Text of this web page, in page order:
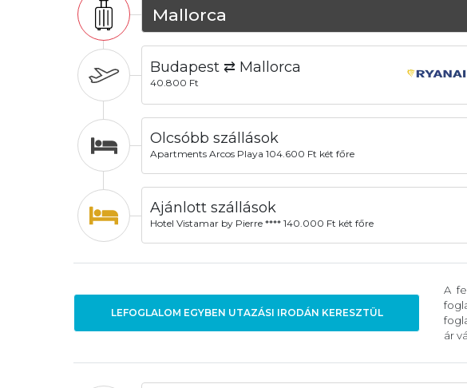
Mallorca
Budapest ⇄ Mallorca
40.800 Ft
Olcsóbb szállások
Apartments Arcos Playa 104.600 Ft két főre
Ajánlott szállások
Hotel Vistamar by Pierre **** 140.000 Ft két főre
LEFOGLALOM EGYBEN UTAZÁSI IRODÁN KERESZTÜL
A
ár